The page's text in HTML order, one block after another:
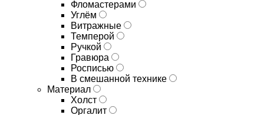
Фломастерами
Углём
Витражные
Темперой
Ручкой
Гравюра
Росписью
В смешанной технике
Материал
Холст
Оргалит